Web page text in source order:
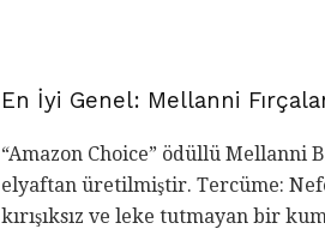
En İyi Genel: Mellanni
“Amazon Choice” ödüllü Mellanni
elyaftan üretilmiştir. Tercüme:
kırışıksız ve leke tutmayan bir